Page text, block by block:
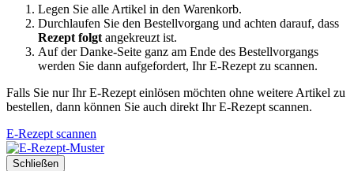
Legen Sie alle Artikel in den Warenkorb.
Durchlaufen Sie den Bestellvorgang und achten darauf, dass
Rezept folgt angekreuzt ist.
Auf der Danke-Seite ganz am Ende des Bestellvorgangs
werden Sie dann aufgefordert, Ihr E-Rezept zu scannen.
Falls Sie nur Ihr E-Rezept einlösen möchten ohne weitere Artikel zu
bestellen, dann können Sie auch direkt Ihr E-Rezept scannen.
E-Rezept scannen
Schließen